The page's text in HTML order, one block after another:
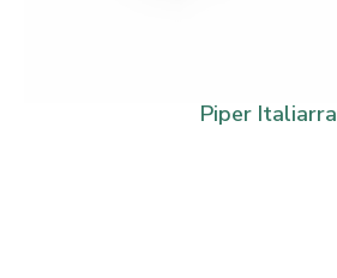
Piper Italiarra